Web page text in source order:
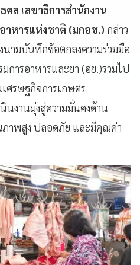
ล เลขาธิการสำนักงาน
าหารแห่งชาติ (มกอช.) กล่าว
นามบันทึกข้อตกลงความร่วมมือ
ารอาหารและยา (อย.)รวมไป
ศรษฐกิจการเกษตร
นงานมุ่งสู่ความมั่นคงด้าน
าพสูง ปลอดภัย และมีคุณค่า